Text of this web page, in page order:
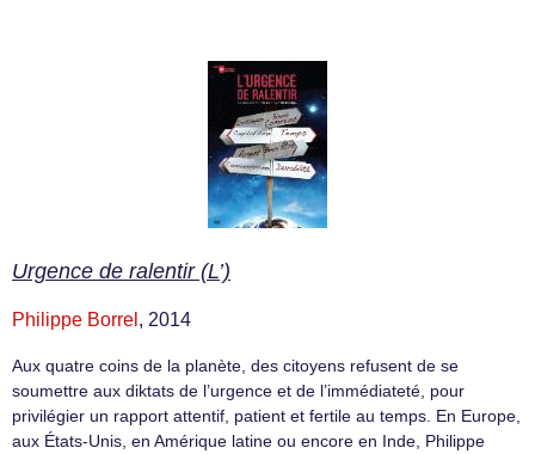
Urgence de ralentir (L’)
Philippe Borrel , 2014
Aux quatre coins de la planète, des citoyens refusent de se
soumettre aux diktats de l’urgence et de l’immédiateté, pour
privilégier un rapport attentif, patient et fertile au temps. En Europe,
aux États-Unis, en Amérique latine ou encore en Inde, Philippe